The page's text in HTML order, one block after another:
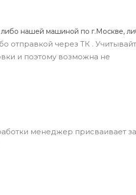
либо нашей машиной по г.Москве,
отправкой через ТК .
и поэтому возможна не
менеджер присваивает